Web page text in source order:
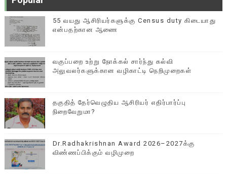
55 வயது ஆசிரியர்களுக்கு Census duty கிடையாது
என்பதற்கான ஆணை
வகுப்பறை உற்று நோக்கல் சார்ந்து கல்வி
அலுவலர்களுக்கான வழிகாட்டி நெறிமுறைகள்
தகுதித் தேர்வெழுதிய ஆசிரியர் எதிர்பார்ப்பு
நிறைவேறுமா?
Dr.Radhakrishnan Award 2026–2027க்கு
விண்ணப்பிக்கும் வழிமுறை